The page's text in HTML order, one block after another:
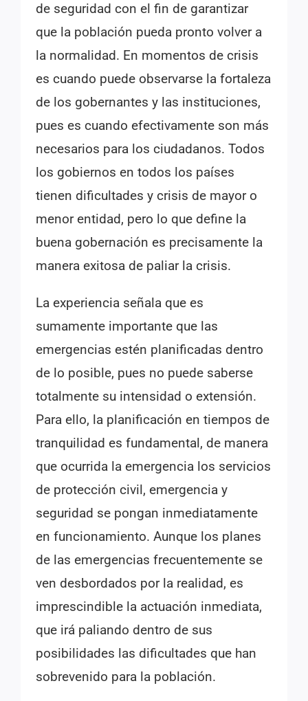
de seguridad con el fin de garantizar
que la población pueda pronto volver a
la normalidad. En momentos de crisis
es cuando puede observarse la fortaleza
de los gobernantes y las instituciones,
pues es cuando efectivamente son más
necesarios para los ciudadanos. Todos
los gobiernos en todos los países
tienen dificultades y crisis de mayor o
menor entidad, pero lo que define la
buena gobernación es precisamente la
manera exitosa de paliar la crisis.
La experiencia señala que es
sumamente importante que las
emergencias estén planificadas dentro
de lo posible, pues no puede saberse
totalmente su intensidad o extensión.
Para ello, la planificación en tiempos de
tranquilidad es fundamental, de manera
que ocurrida la emergencia los servicios
de protección civil, emergencia y
seguridad se pongan inmediatamente
en funcionamiento. Aunque los planes
de las emergencias frecuentemente se
ven desbordados por la realidad, es
imprescindible la actuación inmediata,
que irá paliando dentro de sus
posibilidades las dificultades que han
sobrevenido para la población.